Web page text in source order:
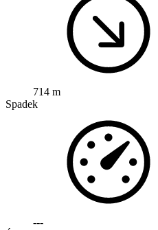
714 m
Spadek
---